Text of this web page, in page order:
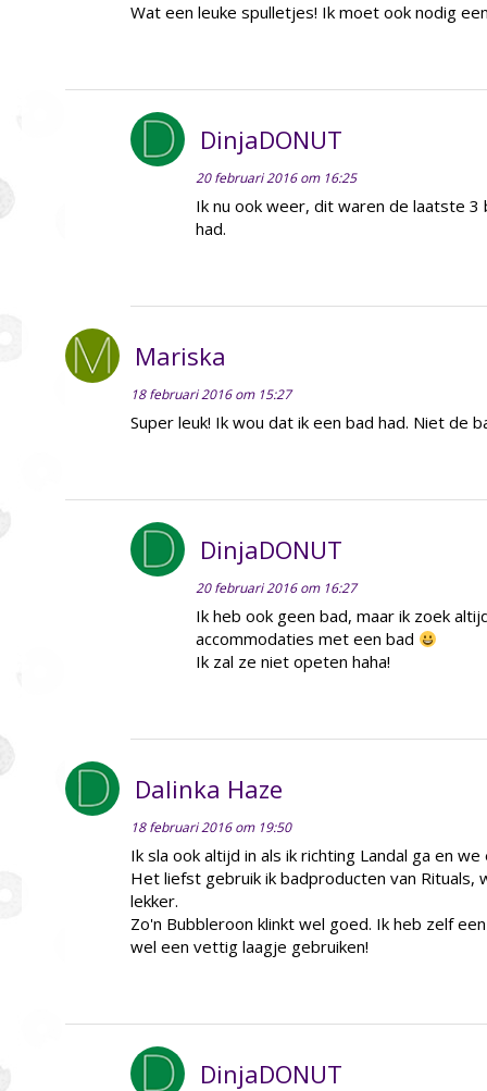
Wat een leuke spulletjes! Ik moet ook nodig
DinjaDONUT
20 februari 2016 om 16:25
Ik nu ook weer, dit waren de laatste 3
had.
Mariska
18 februari 2016 om 15:27
Super leuk! Ik wou dat ik een bad had. Niet de
DinjaDONUT
20 februari 2016 om 16:27
Ik heb ook geen bad, maar ik zoek
accommodaties met een bad
Ik zal ze niet opeten haha!
Dalinka Haze
18 februari 2016 om 19:50
Ik sla ook altijd in als ik richting Landal ga en
Het liefst gebruik ik badproducten van Rituals,
lekker.
Zo'n Bubbleroon klinkt wel goed. Ik heb zelf
wel een vettig laagje gebruiken!
DinjaDONUT